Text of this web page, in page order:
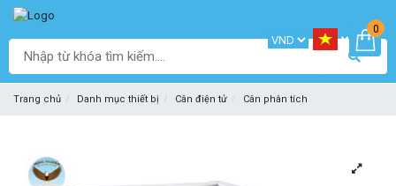
0
Trang chủ Danh mục thiết bị Cân điện tử Cân phân tích